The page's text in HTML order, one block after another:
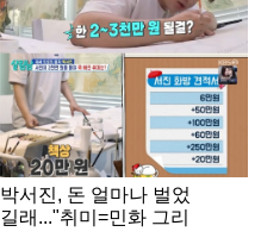
박서진, 돈 얼마나 벌었
길래..."취미=민화 그리